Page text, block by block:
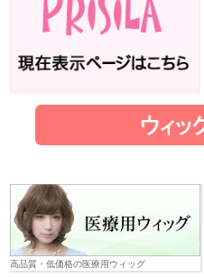
高品質・低価格の医療用ウィッグ